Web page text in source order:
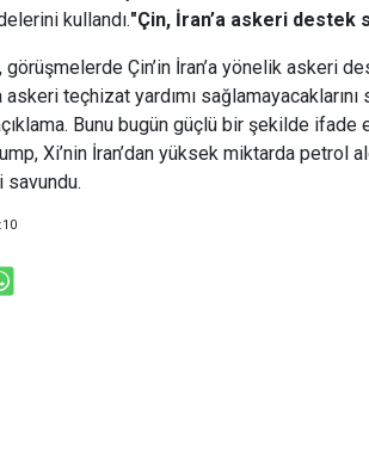
kullandı."Çin, İran’a askeri destek
görüşmelerde Çin’in İran’a yönelik askeri
askeri teçhizat yardımı
Bunu bugün güçlü bir şekilde
Xi’nin İran’dan yüksek miktarda petrol